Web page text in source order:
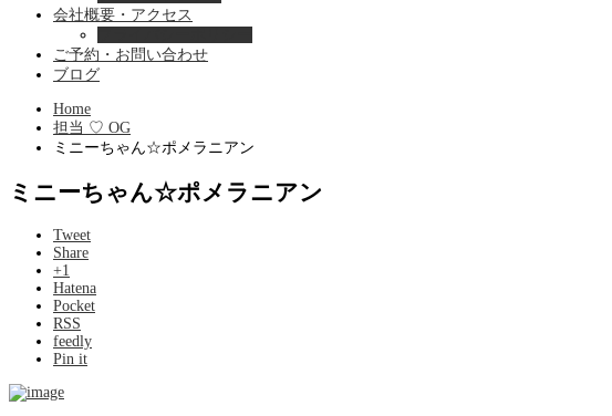
会社概要・アクセス
ご予約・お問い合わせ
ブログ
Home
担当 ♡ OG
ミニーちゃん☆ポメラニアン
ミニーちゃん☆ポメラニアン
Tweet
Share
+1
Hatena
Pocket
RSS
feedly
Pin it